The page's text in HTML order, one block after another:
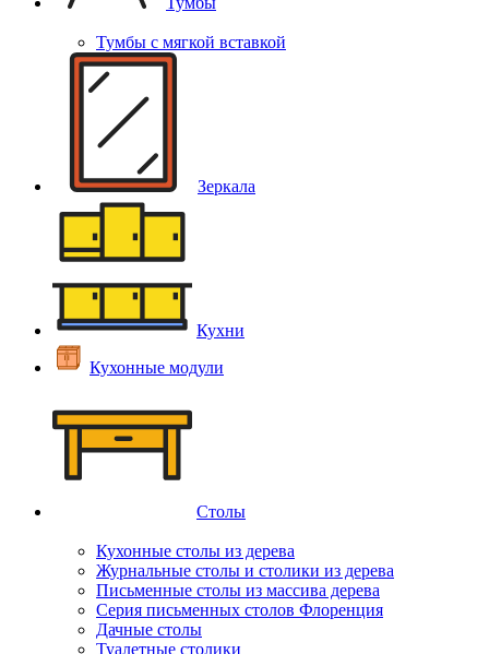
Тумбы с мягкой вставкой
Зеркала
Кухни
Кухонные модули
Столы
Кухонные столы из дерева
Журнальные столы и столики из дерева
Письменные столы из массива дерева
Серия письменных столов Флоренция
Дачные столы
Туалетные столики